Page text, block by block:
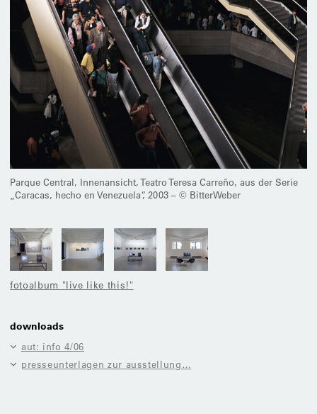
Parque Central, Innenansicht, Teatro Teresa Carreño, aus der Serie
„Caracas, hecho en Venezuela“, 2003 – © BitterWeber
fotoalbum "live like this!"
downloads
aut: info 4/06
presseunterlagen zur ausstellung…